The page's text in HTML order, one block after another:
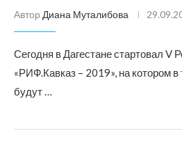
Автор Диана Муталибова
Сегодня в Дагестане стартовал V
«РИФ.Кавказ – 2019», на котором в
будут …